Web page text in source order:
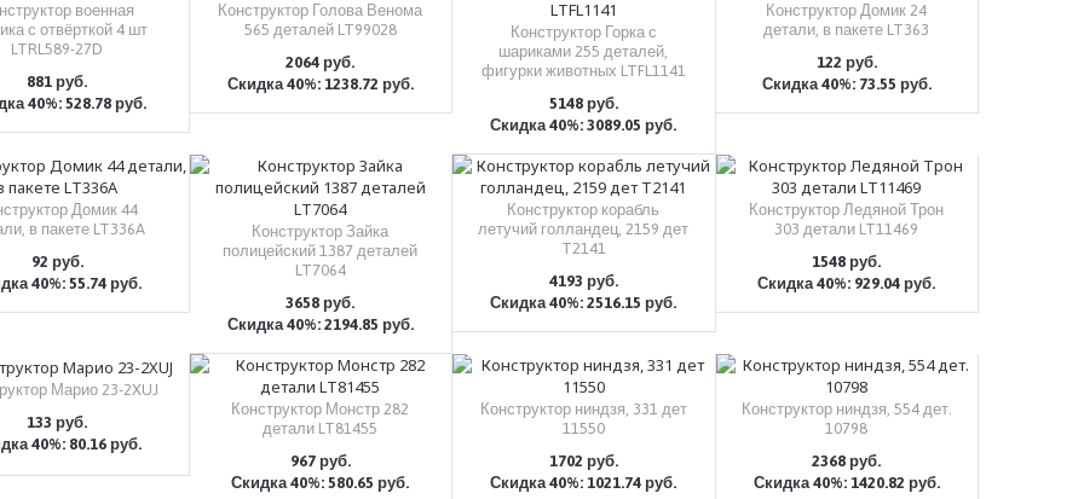
военная
с отвёрткой 4 шт
LTRL589-27D
881 руб.
40%: 528.78 руб.
КУПИТЬ
Конструктор Голова Венома
565 деталей LT99028
2064 руб.
Скидка 40%: 1238.72 руб.
КУПИТЬ
Конструктор Горка с
шариками 255 деталей,
фигурки животных LTFL1141
5148 руб.
Скидка 40%: 3089.05 руб.
КУПИТЬ
Конструктор Домик 24
детали, в пакете LT363
122 руб.
Скидка 40%: 73.55 руб.
КУПИТЬ
Домик 44
в пакете LT336A
92 руб.
40%: 55.74 руб.
КУПИТЬ
Конструктор Зайка
полицейский 1387 деталей
LT7064
3658 руб.
Скидка 40%: 2194.85 руб.
КУПИТЬ
Конструктор корабль
летучий голландец, 2159 дет
T2141
4193 руб.
Скидка 40%: 2516.15 руб.
КУПИТЬ
Конструктор Ледяной Трон
303 детали LT11469
1548 руб.
Скидка 40%: 929.04 руб.
КУПИТЬ
Марио 23-2XUJ
133 руб.
40%: 80.16 руб.
КУПИТЬ
Конструктор Монстр 282
детали LT81455
967 руб.
Скидка 40%: 580.65 руб.
КУПИТЬ
Конструктор ниндзя, 331 дет
11550
1702 руб.
Скидка 40%: 1021.74 руб.
КУПИТЬ
Конструктор ниндзя, 554 дет.
10798
2368 руб.
Скидка 40%: 1420.82 руб.
КУПИТЬ